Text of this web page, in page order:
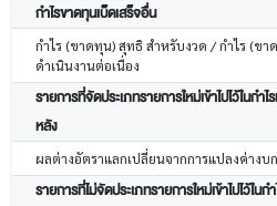
กำไรขาดทุนเบ็ดเสร็จอื่น
กำไร (ขาดทุน) สุทธิ สำหรับงวด / กำไร (ขา
ดำเนินงานต่อเนื่อง
รายการที่จัดประเภทรายการใหม่เข้าไปไว้ในกำ
หลัง
ผลต่างอัตราแลกเปลี่ยนจากการแปลงค่างบก
รายการที่ไม่จัดประเภทรายการใหม่เข้าไปไว้ในก